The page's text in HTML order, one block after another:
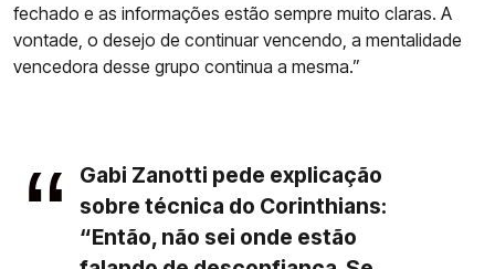
fechado e as informações estão sempre muito claras. A
vontade, o desejo de continuar vencendo, a mentalidade
vencedora desse grupo continua a mesma.”
Gabi Zanotti pede explicação
sobre técnica do Corinthians:
“Então, não sei onde estão